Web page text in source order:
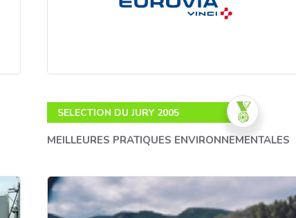
SELECTION DU JURY 2005
MEILLEURES PRATIQUES ENVIRONNEMENTALES
Création d'un lieu à